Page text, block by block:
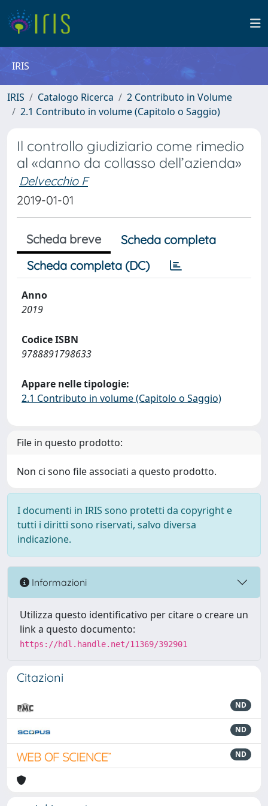
IRIS
IRIS Catalogo Ricerca
2 Contributo in Volume
2.1 Contributo in volume (Capitolo o Saggio)
Il controllo giudiziario come rimedio
al «danno da collasso dell’azienda»
Delvecchio F
2019-01-01
Scheda breve
Scheda completa
Scheda completa (DC)
Anno
2019
Codice ISBN
9788891798633
Appare nelle tipologie:
2.1 Contributo in volume (Capitolo o Saggio)
File in questo prodotto:
Non ci sono file associati a questo prodotto.
I documenti in IRIS sono protetti da copyright e
tutti i diritti sono riservati, salvo diversa
indicazione.
Informazioni
Utilizza questo identificativo per citare o creare un
link a questo documento:
https://hdl.handle.net/11369/392901
Citazioni
ND
ND
ND